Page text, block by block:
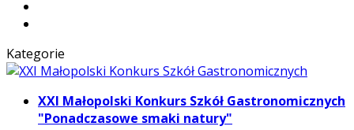
Kategorie
XXI Małopolski Konkurs Szkół Gastronomicznych
"Ponadczasowe smaki natury"